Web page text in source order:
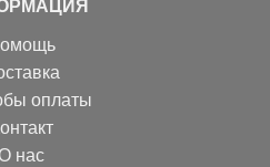
оплаты
нас